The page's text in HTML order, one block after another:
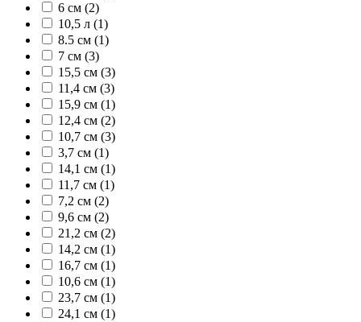
6 см (2)
10,5 л (1)
8.5 см (1)
7 см (3)
15,5 см (3)
11,4 см (3)
15,9 см (1)
12,4 см (2)
10,7 см (3)
3,7 см (1)
14,1 см (1)
11,7 см (1)
7,2 см (2)
9,6 см (2)
21,2 см (2)
14,2 см (1)
16,7 см (1)
10,6 см (1)
23,7 см (1)
24,1 см (1)